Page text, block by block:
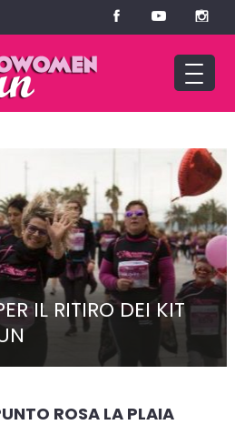
IL RITIRO DEI KIT
ROSA LA PLAIA